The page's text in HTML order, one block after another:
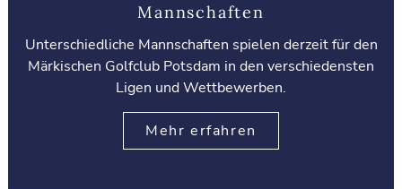
Mannschaften
Unterschiedliche Mannschaften spielen derzeit für den
Märkischen Golfclub Potsdam in den verschiedensten
Ligen und Wettbewerben.
Mehr erfahren